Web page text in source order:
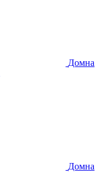
Домна
Домна